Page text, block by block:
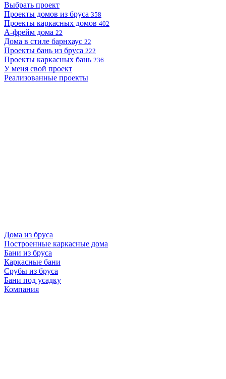
Выбрать проект
Проекты домов из бруса 358
Проекты каркасных домов 402
А-фрейм дома 22
Дома в стиле барнхаус 22
Проекты бань из бруса 222
Проекты каркасных бань 236
У меня свой проект
Реализованные проекты
Дома из бруса
Построенные каркасные дома
Бани из бруса
Каркасные бани
Срубы из бруса
Бани под усадку
Компания